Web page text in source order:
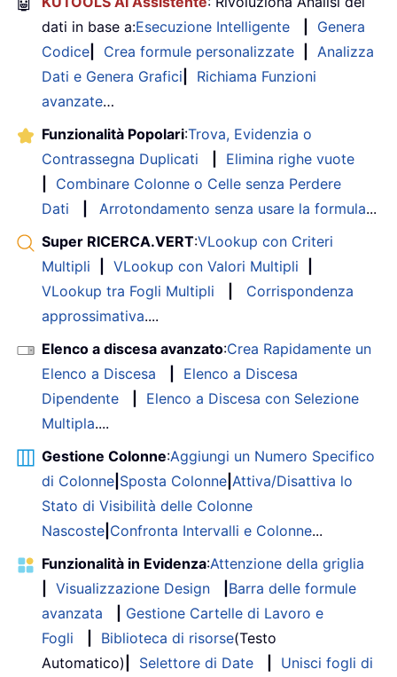
dati in base a:Esecuzione Intelligente
Genera
Codice
Crea formule personalizzate
Analizza
Dati e Genera Grafici
Richiama Funzioni
avanzate…
Funzionalità Popolari:Trova, Evidenzia o
Contrassegna Duplicati
Elimina righe vuote
Combinare Colonne o Celle senza Perdere
Dati
Arrotondamento senza usare la formula...
Super RICERCA.VERT:VLookup con Criteri
Multipli
VLookup con Valori Multipli
VLookup tra Fogli Multipli
Corrispondenza
approssimativa....
Elenco a discesa avanzato:Crea Rapidamente un
Elenco a Discesa
Elenco a Discesa
Dipendente
Elenco a Discesa con Selezione
Multipla....
Gestione Colonne:Aggiungi un Numero Specifico
di Colonne Sposta Colonne Attiva/Disattiva lo
Stato di Visibilità delle Colonne
Nascoste Confronta Intervalli e Colonne...
Funzionalità in Evidenza:Attenzione della griglia
Visualizzazione Design
Barra delle formule
avanzata
Gestione Cartelle di Lavoro e
Fogli
Biblioteca di risorse(Testo
Automatico)
Selettore di Date
Unisci fogli di